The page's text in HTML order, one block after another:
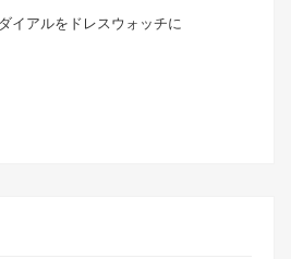
イアルをドレスウォッチに